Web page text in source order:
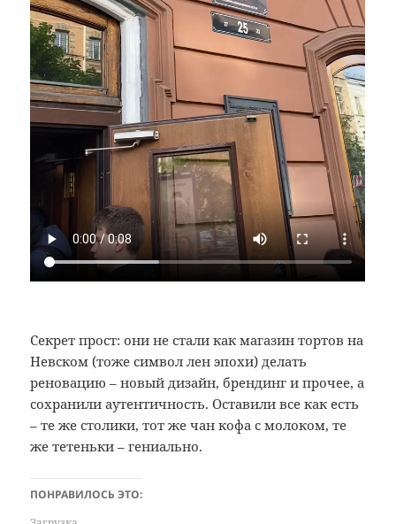
Секрет прост: они не стали как магазин тортов на
Невском (тоже символ лен эпохи) делать
реновацию – новый дизайн, брендинг и прочее, а
сохранили аутентичность. Оставили все как есть
– те же столики, тот же чан кофа с молоком, те
же тетеньки – гениально.
ПОНРАВИЛОСЬ ЭТО: